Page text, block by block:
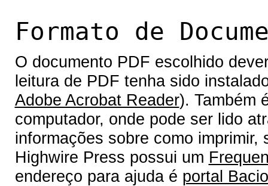
Formato de
O documento PDF escolhido
leitura de PDF tenha sido
Adobe Acrobat Reader). Também
computador, onde pode ser lido
informações sobre como
Highwire Press possui um
endereço para ajuda é portal